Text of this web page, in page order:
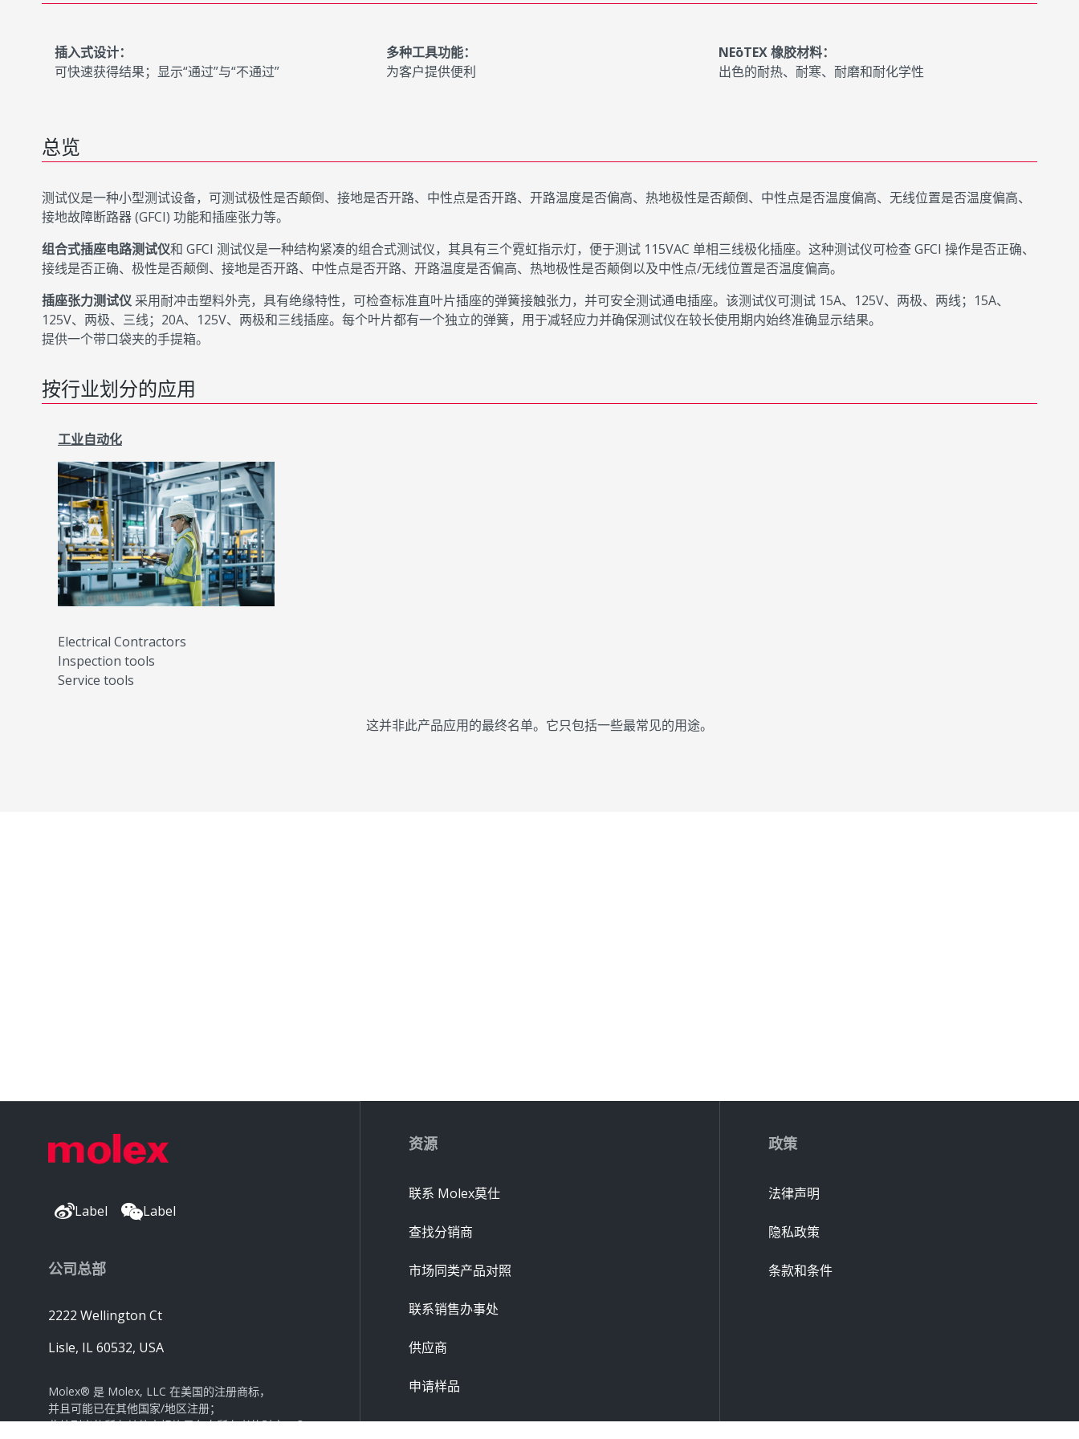
插入式设计：
可快速获得结果；显示“通过”与“不通过”
多种工具功能：
为客户提供便利
NEōTEX 橡胶材料：
出色的耐热、耐寒、耐磨和耐化学性
总览
测试仪是一种小型测试设备，可测试极性是否颠倒、接地是否开路、中性点是否开路、开路温度是否偏高、热地极性是否颠倒、中性点是否温度偏高、无线位置是否温度偏高、
接地故障断路器 (GFCI) 功能和插座张力等。
组合式插座电路测试仪和 GFCI 测试仪是一种结构紧凑的组合式测试仪，其具有三个霓虹指示灯，便于测试 115VAC 单相三线极化插座。这种测试仪可检查 GFCI 操作是否正确、
接线是否正确、极性是否颠倒、接地是否开路、中性点是否开路、开路温度是否偏高、热地极性是否颠倒以及中性点/无线位置是否温度偏高。
插座张力测试仪 采用耐冲击塑料外壳，具有绝缘特性，可检查标准直叶片插座的弹簧接触张力，并可安全测试通电插座。该测试仪可测试 15A、125V、两极、两线；15A、
125V、两极、三线；20A、125V、两极和三线插座。每个叶片都有一个独立的弹簧，用于减轻应力并确保测试仪在较长使用期内始终准确显示结果。
提供一个带口袋夹的手提箱。
按行业划分的应用
工业自动化
Electrical Contractors
Inspection tools
Service tools
这并非此产品应用的最终名单。它只包括一些最常见的用途。
Label Label
公司总部
2222 Wellington Ct
Lisle, IL 60532, USA
Molex® 是 Molex, LLC 在美国的注册商标，
并且可能已在其他国家/地区注册；
此处列出的所有其他商标均是各自所有者的财产。©
资源
联系 Molex莫仕
查找分销商
市场同类产品对照
联系销售办事处
供应商
申请样品
政策
法律声明
隐私政策
条款和条件